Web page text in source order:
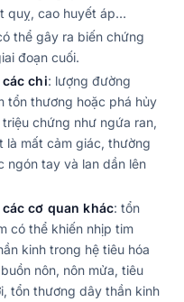
quỵ, cao huyết áp…
thể gây ra biến chứng
đoạn cuối.
chi: lượng đường
tổn thương hoặc phá hủy
chứng như ngứa ran,
là mất cảm giác, thường
ngón tay và lan dần lên
cơ quan khác: tổn
có thể khiến nhịp tim
kinh trong hệ tiêu hóa
nôn, nôn mửa, tiêu
tổn thương dây thần kinh